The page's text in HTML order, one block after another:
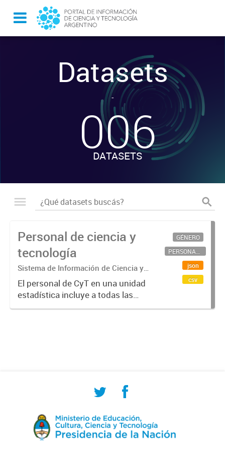
Datasets
-
006
DATASETS
Personal de ciencia y
tecnología
Sistema de Información de Ciencia y
Tecnología Argentino (SICYTAR)
El personal de CyT en una unidad
estadística incluye a todas las
personas involucradas
GÉNERO
PERSONAL CIENTÍFICO-TECNOLÓGICO
json
csv